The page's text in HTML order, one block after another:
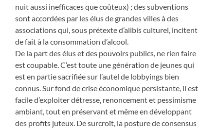
nuit aussi inefficaces que coûteux) ; des subventions
sont accordées par les élus de grandes villes à des
associations qui, sous prétexte d’alibis culturel, incitent
de fait à la consommation d’alcool.
De la part des élus et des pouvoirs publics, ne rien faire
est coupable. C’est toute une génération de jeunes qui
est en partie sacrifiée sur l’autel de lobbyings bien
connus. Sur fond de crise économique persistante, il est
facile d’exploiter détresse, renoncement et pessimisme
ambiant, tout en préservant et même en développant
des profits juteux. De surcroît, la posture de consensus